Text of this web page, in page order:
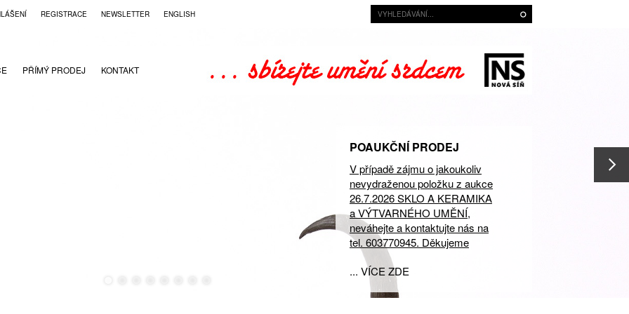
REGISTRACE NEWSLETTER ENGLISH
PŘÍMÝ PRODEJ KONTAKT
POAUKČNÍ PRODEJ
V případě zájmu o jakoukoliv
nevydraženou položku z aukce
26.7.2026 SKLO A KERAMIKA
a VÝTVARNÉHO UMĚNÍ,
neváhejte a kontaktujte nás na
tel. 603770945. Děkujeme
... VÍCE ZDE